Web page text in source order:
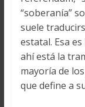
“soberanía”
suele
estatal. Esa
ahí está la
mayoría de
que define a